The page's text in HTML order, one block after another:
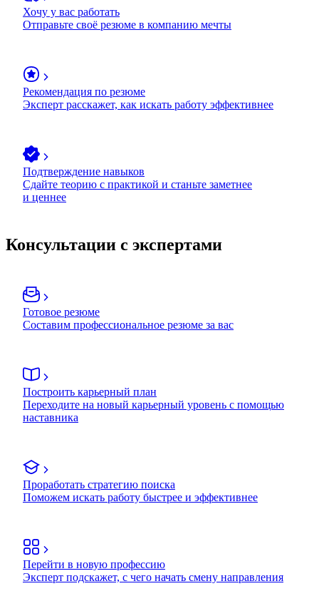
Хочу у вас работать
Отправьте своё резюме в компанию мечты
Рекомендация по резюме
Эксперт расскажет, как искать работу эффективнее
Подтверждение навыков
Сдайте теорию с практикой и станьте заметнее
и ценнее
Консультации с экспертами
Готовое резюме
Составим профессиональное резюме за вас
Построить карьерный план
Переходите на новый карьерный уровень с помощью
наставника
Проработать стратегию поиска
Поможем искать работу быстрее и эффективнее
Перейти в новую профессию
Эксперт подскажет, с чего начать смену направления